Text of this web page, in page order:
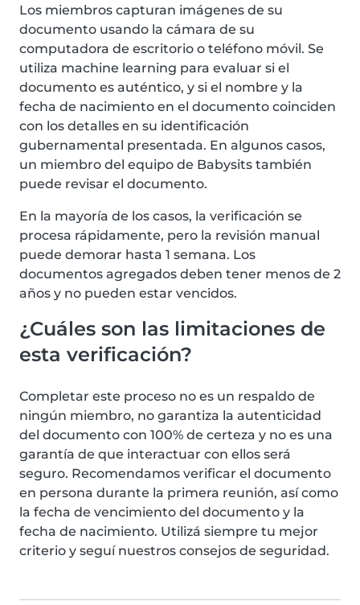
Los miembros capturan imágenes de su
documento usando la cámara de su
computadora de escritorio o teléfono móvil. Se
utiliza machine learning para evaluar si el
documento es auténtico, y si el nombre y la
fecha de nacimiento en el documento coinciden
con los detalles en su identificación
gubernamental presentada. En algunos casos,
un miembro del equipo de Babysits también
puede revisar el documento.
En la mayoría de los casos, la verificación se
procesa rápidamente, pero la revisión manual
puede demorar hasta 1 semana. Los
documentos agregados deben tener menos de 2
años y no pueden estar vencidos.
¿Cuáles son las limitaciones de
esta verificación?
Completar este proceso no es un respaldo de
ningún miembro, no garantiza la autenticidad
del documento con 100% de certeza y no es una
garantía de que interactuar con ellos será
seguro. Recomendamos verificar el documento
en persona durante la primera reunión, así como
la fecha de vencimiento del documento y la
fecha de nacimiento. Utilizá siempre tu mejor
criterio y seguí nuestros consejos de seguridad.